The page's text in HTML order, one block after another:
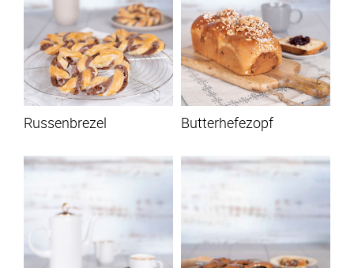
Russenbrezel Butterhefezopf